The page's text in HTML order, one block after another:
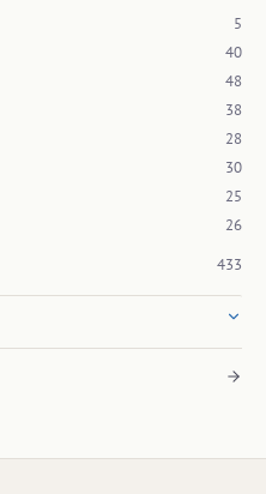
5
40
48
38
28
30
25
26
433